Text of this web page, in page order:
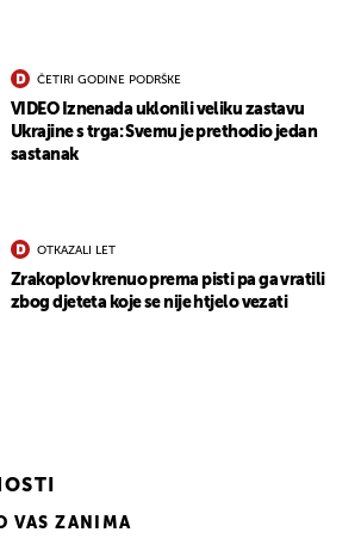
ČETIRI GODINE PODRŠKE
VIDEO Iznenada uklonili veliku zastavu
Ukrajine s trga: Svemu je prethodio jedan
sastanak
OTKAZALI LET
Zrakoplov krenuo prema pisti pa ga vratili
zbog djeteta koje se nije htjelo vezati
VAS ZANIMA